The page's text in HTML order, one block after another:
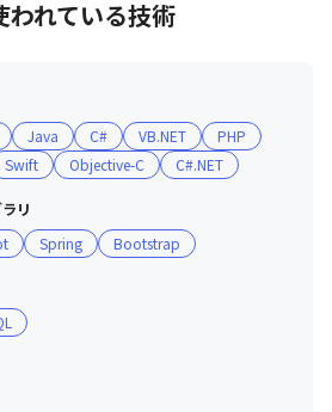
われている技術
Java C# VB.NET
PHP
Swift Objective-C C#.NET
リ
Spring Bootstrap